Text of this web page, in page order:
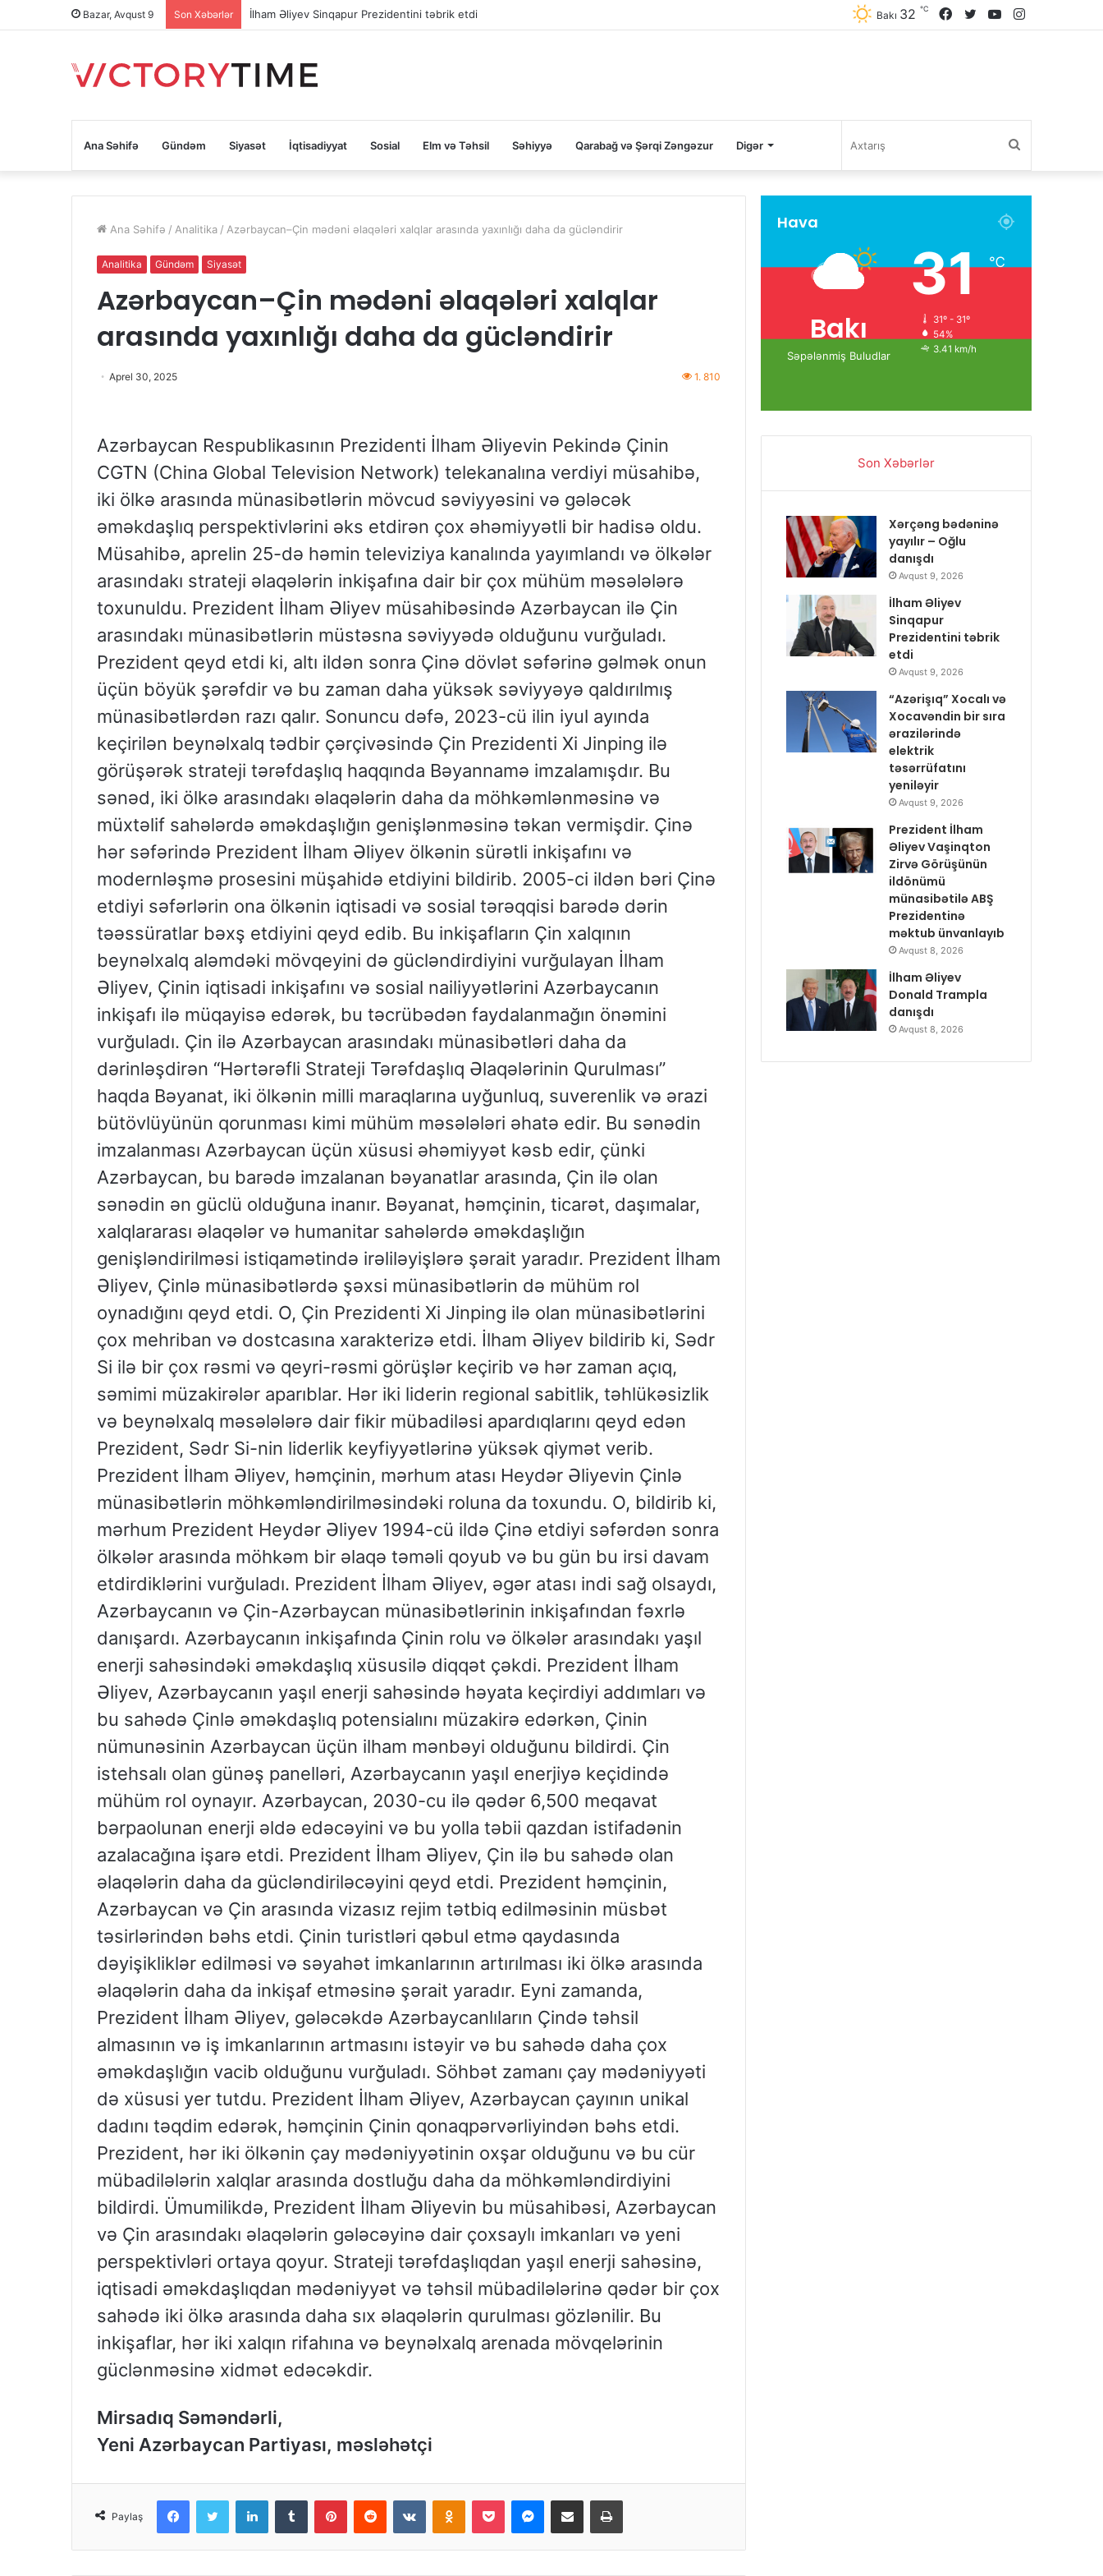
Bazar, Avqust 9 Son Xəbərlər İlham Əliyev Sinqapur Prezidentini təbrik etdi YouTube
Twitter
Facebook
Bakı 32 ℃
Ana Səhifə Gündəm Siyasət İqtisadiyyat Sosial Elm və Təhsil Səhiyyə Qarabağ və Şərqi Zəngəzur Digər
Ana Səhifə / Analitika / Azərbaycan–Çin mədəni əlaqələri xalqlar arasında yaxınlığı daha da gücləndirir
Analitika Gündəm Siyasət
Azərbaycan–Çin mədəni əlaqələri xalqlar
arasında yaxınlığı daha da gücləndirir
Aprel 30, 2025 1. 810
Azərbaycan Respublikasının Prezidenti İlham Əliyevin Pekində Çinin
CGTN (China Global Television Network) telekanalına verdiyi müsahibə,
iki ölkə arasında münasibətlərin mövcud səviyyəsini və gələcək
əməkdaşlıq perspektivlərini əks etdirən çox əhəmiyyətli bir hadisə oldu.
Müsahibə, aprelin 25-də həmin televiziya kanalında yayımlandı və ölkələr
arasındakı strateji əlaqələrin inkişafına dair bir çox mühüm məsələlərə
toxunuldu. Prezident İlham Əliyev müsahibəsində Azərbaycan ilə Çin
arasındakı münasibətlərin müstəsna səviyyədə olduğunu vurğuladı.
Prezident qeyd etdi ki, altı ildən sonra Çinə dövlət səfərinə gəlmək onun
üçün böyük şərəfdir və bu zaman daha yüksək səviyyəyə qaldırılmış
münasibətlərdən razı qalır. Sonuncu dəfə, 2023-cü ilin iyul ayında
keçirilən beynəlxalq tədbir çərçivəsində Çin Prezidenti Xi Jinping ilə
görüşərək strateji tərəfdaşlıq haqqında Bəyannamə imzalamışdır. Bu
sənəd, iki ölkə arasındakı əlaqələrin daha da möhkəmlənməsinə və
müxtəlif sahələrdə əməkdaşlığın genişlənməsinə təkan vermişdir. Çinə
hər səfərində Prezident İlham Əliyev ölkənin sürətli inkişafını və
modernləşmə prosesini müşahidə etdiyini bildirib. 2005-ci ildən bəri Çinə
etdiyi səfərlərin ona ölkənin iqtisadi və sosial tərəqqisi barədə dərin
təəssüratlar bəxş etdiyini qeyd edib. Bu inkişafların Çin xalqının
beynəlxalq aləmdəki mövqeyini də gücləndirdiyini vurğulayan İlham
Əliyev, Çinin iqtisadi inkişafını və sosial nailiyyətlərini Azərbaycanın
inkişafı ilə müqayisə edərək, bu təcrübədən faydalanmağın önəmini
vurğuladı. Çin ilə Azərbaycan arasındakı münasibətləri daha da
dərinləşdirən “Hərtərəfli Strateji Tərəfdaşlıq Əlaqələrinin Qurulması”
haqda Bəyanat, iki ölkənin milli maraqlarına uyğunluq, suverenlik və ərazi
bütövlüyünün qorunması kimi mühüm məsələləri əhatə edir. Bu sənədin
imzalanması Azərbaycan üçün xüsusi əhəmiyyət kəsb edir, çünki
Azərbaycan, bu barədə imzalanan bəyanatlar arasında, Çin ilə olan
sənədin ən güclü olduğuna inanır. Bəyanat, həmçinin, ticarət, daşımalar,
xalqlararası əlaqələr və humanitar sahələrdə əməkdaşlığın
genişləndirilməsi istiqamətində irəliləyişlərə şərait yaradır. Prezident İlham
Əliyev, Çinlə münasibətlərdə şəxsi münasibətlərin də mühüm rol
oynadığını qeyd etdi. O, Çin Prezidenti Xi Jinping ilə olan münasibətlərini
çox mehriban və dostcasına xarakterizə etdi. İlham Əliyev bildirib ki, Sədr
Si ilə bir çox rəsmi və qeyri-rəsmi görüşlər keçirib və hər zaman açıq,
səmimi müzakirələr aparıblar. Hər iki liderin regional sabitlik, təhlükəsizlik
və beynəlxalq məsələlərə dair fikir mübadiləsi apardıqlarını qeyd edən
Prezident, Sədr Si-nin liderlik keyfiyyətlərinə yüksək qiymət verib.
Prezident İlham Əliyev, həmçinin, mərhum atası Heydər Əliyevin Çinlə
münasibətlərin möhkəmləndirilməsindəki roluna da toxundu. O, bildirib ki,
mərhum Prezident Heydər Əliyev 1994-cü ildə Çinə etdiyi səfərdən sonra
ölkələr arasında möhkəm bir əlaqə təməli qoyub və bu gün bu irsi davam
etdirdiklərini vurğuladı. Prezident İlham Əliyev, əgər atası indi sağ olsaydı,
Azərbaycanın və Çin-Azərbaycan münasibətlərinin inkişafından fəxrlə
danışardı. Azərbaycanın inkişafında Çinin rolu və ölkələr arasındakı yaşıl
enerji sahəsindəki əməkdaşlıq xüsusilə diqqət çəkdi. Prezident İlham
Əliyev, Azərbaycanın yaşıl enerji sahəsində həyata keçirdiyi addımları və
bu sahədə Çinlə əməkdaşlıq potensialını müzakirə edərkən, Çinin
nümunəsinin Azərbaycan üçün ilham mənbəyi olduğunu bildirdi. Çin
istehsalı olan günəş panelləri, Azərbaycanın yaşıl enerjiyə keçidində
mühüm rol oynayır. Azərbaycan, 2030-cu ilə qədər 6,500 meqavat
bərpaolunan enerji əldə edəcəyini və bu yolla təbii qazdan istifadənin
azalacağına işarə etdi. Prezident İlham Əliyev, Çin ilə bu sahədə olan
əlaqələrin daha da gücləndiriləcəyini qeyd etdi. Prezident həmçinin,
Azərbaycan və Çin arasında vizasız rejim tətbiq edilməsinin müsbət
təsirlərindən bəhs etdi. Çinin turistləri qəbul etmə qaydasında
dəyişikliklər edilməsi və səyahət imkanlarının artırılması iki ölkə arasında
əlaqələrin daha da inkişaf etməsinə şərait yaradır. Eyni zamanda,
Prezident İlham Əliyev, gələcəkdə Azərbaycanlıların Çində təhsil
almasının və iş imkanlarının artmasını istəyir və bu sahədə daha çox
əməkdaşlığın vacib olduğunu vurğuladı. Söhbət zamanı çay mədəniyyəti
də xüsusi yer tutdu. Prezident İlham Əliyev, Azərbaycan çayının unikal
dadını təqdim edərək, həmçinin Çinin qonaqpərvərliyindən bəhs etdi.
Prezident, hər iki ölkənin çay mədəniyyətinin oxşar olduğunu və bu cür
mübadilələrin xalqlar arasında dostluğu daha da möhkəmləndirdiyini
bildirdi. Ümumilikdə, Prezident İlham Əliyevin bu müsahibəsi, Azərbaycan
və Çin arasındakı əlaqələrin gələcəyinə dair çoxsaylı imkanları və yeni
perspektivləri ortaya qoyur. Strateji tərəfdaşlıqdan yaşıl enerji sahəsinə,
iqtisadi əməkdaşlıqdan mədəniyyət və təhsil mübadilələrinə qədər bir çox
sahədə iki ölkə arasında daha sıx əlaqələrin qurulması gözlənilir. Bu
inkişaflar, hər iki xalqın rifahına və beynəlxalq arenada mövqelərinin
güclənməsinə xidmət edəcəkdir.
Mirsadıq Səməndərli,
Yeni Azərbaycan Partiyası, məsləhətçi
Paylaş
Hava
Bakı
Səpələnmiş Buludlar
31℃
31º - 31º
54%
3.41 km/h
Son Xəbərlər
Xərçəng bədəninə
yayılır – Oğlu
danışdı
Avqust 9, 2026
İlham Əliyev
Sinqapur
Prezidentini təbrik
etdi
Avqust 9, 2026
“Azərişıq” Xocalı və
Xocavəndin bir sıra
ərazilərində
elektrik
təsərrüfatını
yeniləyir
Avqust 9, 2026
Prezident İlham
Əliyev Vaşinqton
Zirvə Görüşünün
ildönümü
münasibətilə ABŞ
Prezidentinə
məktub ünvanlayıb
Avqust 8, 2026
İlham Əliyev
Donald Trampla
danışdı
Avqust 8, 2026